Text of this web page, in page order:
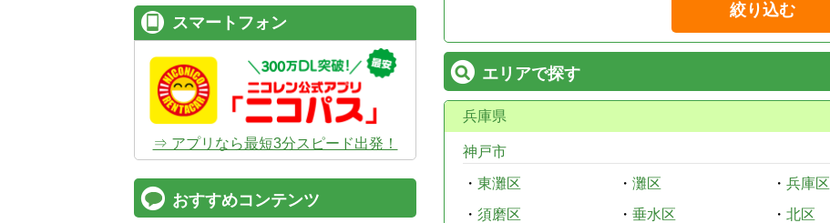
絞り込む
エリアで探す
兵庫県
神戸市
・ 東灘区 ・ 灘区 ・ 兵庫区
・ 須磨区 ・ 垂水区 ・ 北区
スマートフォン
⇒ アプリなら最短3分スピード出発！
おすすめコンテンツ